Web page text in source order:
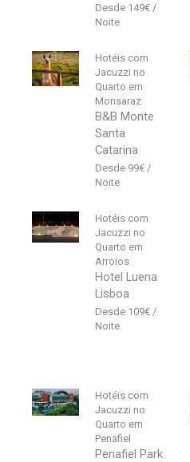
149€
Hotéis com
Jacuzzi no
Quarto em
Monsaraz
B&B Monte
Santa
Catarina
99€
Hotéis com
Jacuzzi no
Quarto em
Arroios
Hotel Luena
Lisboa
109€
Hotéis com
Jacuzzi no
Quarto em
Penafiel
Penafiel Park